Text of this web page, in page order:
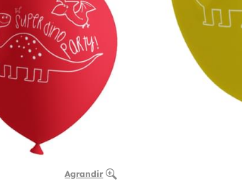
Agrandir